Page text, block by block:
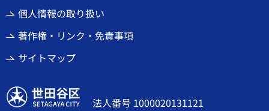
個人情報の取り扱い
著作権・リンク・免責事項
サイトマップ
世田谷区
法人番号 1000020131121